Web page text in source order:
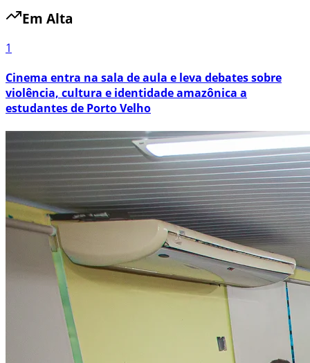
Em Alta
1
Cinema entra na sala de aula e leva debates sobre
violência, cultura e identidade amazônica a
estudantes de Porto Velho